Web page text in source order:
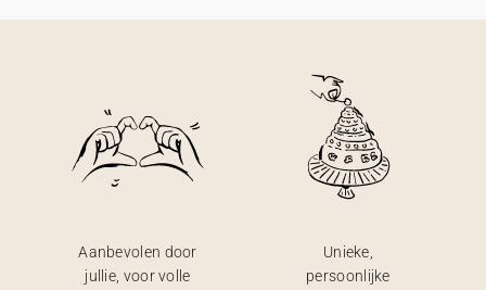
Aanbevolen door
jullie, voor volle
Unieke,
persoonlijke